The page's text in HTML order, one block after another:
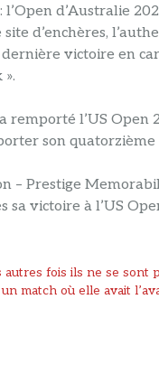
d’Australie
d’enchères,
victoire en
remporté l’US
son quatorzième
– Prestige
victoire à l’US
fois ils ne se sont
match où elle avait